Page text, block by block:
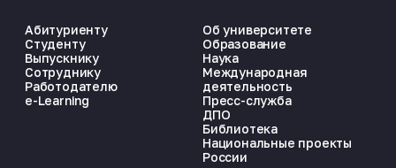
Абитуриенту
Студенту
Выпускнику
Сотруднику
Работодателю
e-Learning
Об университете
Образование
Наука
Международная
деятельность
Пресс-служба
ДПО
Библиотека
Национальные проекты
России